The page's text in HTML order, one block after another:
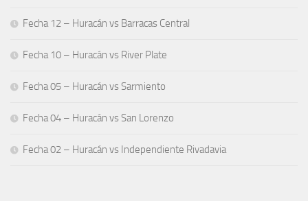
Fecha 12 – Huracán vs Barracas Central
Fecha 10 – Huracán vs River Plate
Fecha 05 – Huracán vs Sarmiento
Fecha 04 – Huracán vs San Lorenzo
Fecha 02 – Huracán vs Independiente Rivadavia